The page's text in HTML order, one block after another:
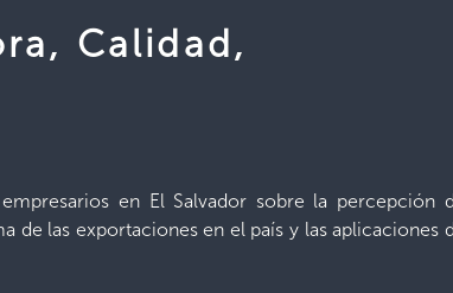
Calidad,
en El Salvador sobre la percepción
de las exportaciones en el país y las aplicaciones